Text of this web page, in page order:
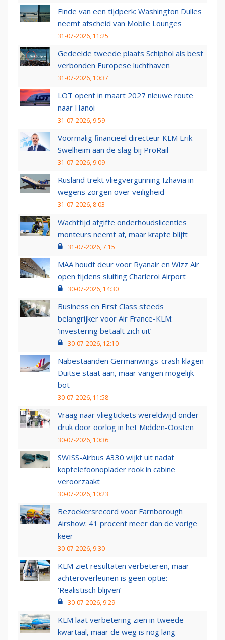
Einde van een tijdperk: Washington Dulles
neemt afscheid van Mobile Lounges
31-07-2026, 11:25
Gedeelde tweede plaats Schiphol als best
verbonden Europese luchthaven
31-07-2026, 10:37
LOT opent in maart 2027 nieuwe route
naar Hanoi
31-07-2026, 9:59
Voormalig financieel directeur KLM Erik
Swelheim aan de slag bij ProRail
31-07-2026, 9:09
Rusland trekt vliegvergunning Izhavia in
wegens zorgen over veiligheid
31-07-2026, 8:03
Wachttijd afgifte onderhoudslicenties
monteurs neemt af, maar krapte blijft
31-07-2026, 7:15
MAA houdt deur voor Ryanair en Wizz Air
open tijdens sluiting Charleroi Airport
30-07-2026, 14:30
Business en First Class steeds
belangrijker voor Air France-KLM:
‘investering betaalt zich uit’
30-07-2026, 12:10
Nabestaanden Germanwings-crash klagen
Duitse staat aan, maar vangen mogelijk
bot
30-07-2026, 11:58
Vraag naar vliegtickets wereldwijd onder
druk door oorlog in het Midden-Oosten
30-07-2026, 10:36
SWISS-Airbus A330 wijkt uit nadat
koptelefoonoplader rook in cabine
veroorzaakt
30-07-2026, 10:23
Bezoekersrecord voor Farnborough
Airshow: 41 procent meer dan de vorige
keer
30-07-2026, 9:30
KLM ziet resultaten verbeteren, maar
achteroverleunen is geen optie:
‘Realistisch blijven’
30-07-2026, 9:29
KLM laat verbetering zien in tweede
kwartaal, maar de weg is nog lang